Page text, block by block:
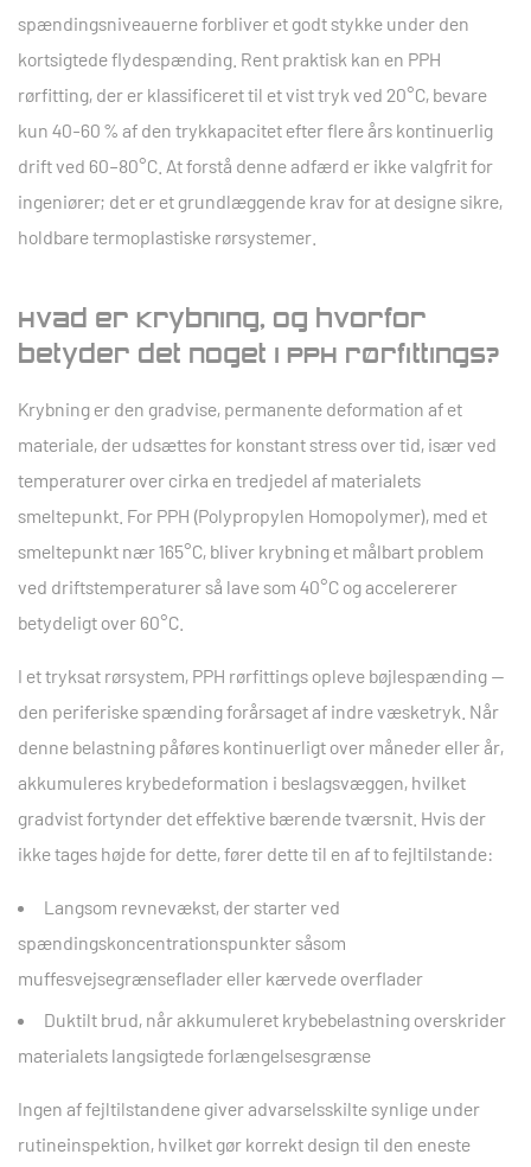
spændingsniveauerne forbliver et godt stykke under den
kortsigtede flydespænding. Rent praktisk kan en PPH
rørfitting, der er klassificeret til et vist tryk ved 20°C, bevare
kun 40-60 % af den trykkapacitet efter flere års kontinuerlig
drift ved 60–80°C. At forstå denne adfærd er ikke valgfrit for
ingeniører; det er et grundlæggende krav for at designe sikre,
holdbare termoplastiske rørsystemer.
Hvad er krybning, og hvorfor
betyder det noget i PPH rørfittings?
Krybning er den gradvise, permanente deformation af et
materiale, der udsættes for konstant stress over tid, især ved
temperaturer over cirka en tredjedel af materialets
smeltepunkt. For PPH (Polypropylen Homopolymer), med et
smeltepunkt nær 165°C, bliver krybning et målbart problem
ved driftstemperaturer så lave som 40°C og accelererer
betydeligt over 60°C.
I et tryksat rørsystem, PPH rørfittings opleve bøjlespænding —
den periferiske spænding forårsaget af indre væsketryk. Når
denne belastning påføres kontinuerligt over måneder eller år,
akkumuleres krybedeformation i beslagsvæggen, hvilket
gradvist fortynder det effektive bærende tværsnit. Hvis der
ikke tages højde for dette, fører dette til en af to fejltilstande:
Langsom revnevækst, der starter ved
spændingskoncentrationspunkter såsom
muffesvejsegrænseflader eller kærvede overflader
Duktilt brud, når akkumuleret krybebelastning overskrider
materialets langsigtede forlængelsesgrænse
Ingen af fejltilstandene giver advarselsskilte synlige under
rutineinspektion, hvilket gør korrekt design til den eneste